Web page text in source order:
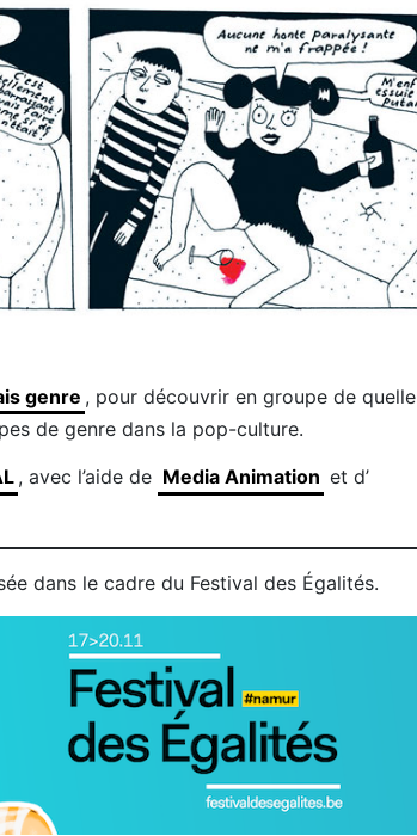
genre , pour découvrir en groupe de quelle
de genre dans la pop-culture.
, avec l’aide de Media Animation et d’
dans le cadre du Festival des Égalités.